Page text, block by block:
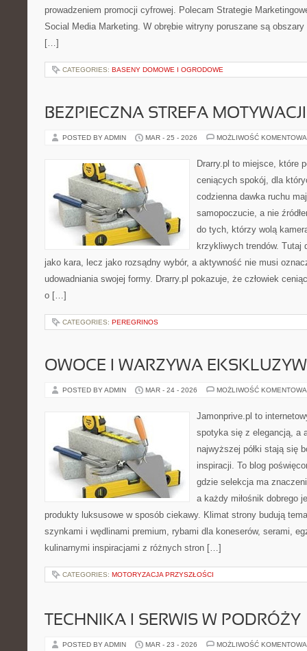
prowadzeniem promocji cyfrowej. Polecam Strategie
Social Media Marketing. W obrębie witryny poruszane są
[…]
CATEGORIES: BASENY DOMOWE I OGRODOWE
BEZPIECZNA STREFA MOTYWACJI
POSTED BY ADMIN MAR - 25 - 2026 MOŻLIWOŚĆ
Drarry.pl to miejsce, które
ceniących spokój, dla
codzienna dawka ruchu
samopoczucie, a nie
do tych, którzy wolą
krzykliwych trendów. Tutaj
jako kara, lecz jako rozsądny wybór, a aktywność nie musi
udowadniania swojej formy. Drarry.pl pokazuje, że człowiek
o […]
CATEGORIES: PEREGRINOS
OWOCE I WARZYWA
POSTED BY ADMIN MAR - 24 - 2026 MOŻLIWOŚĆ
Jamonprive.pl to
spotyka się z elegancją, a
najwyższej półki stają się
inspiracji. To blog
gdzie selekcja ma
a każdy miłośnik dobrego
produkty luksusowe w sposób ciekawy. Klimat strony budują
szynkami i wędlinami premium, rybami dla koneserów, serami,
kulinarnymi inspiracjami z różnych stron […]
CATEGORIES: MOTORYZACJA PRZYSZŁOŚCI
TECHNIKA I SERWIS W PODRÓŻY
POSTED BY ADMIN MAR - 23 - 2026 MOŻLIWOŚĆ